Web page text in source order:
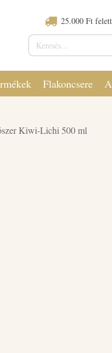
25.000 Ft
Keresés:
Flakoncsere
Kiwi-Lichi 500 ml